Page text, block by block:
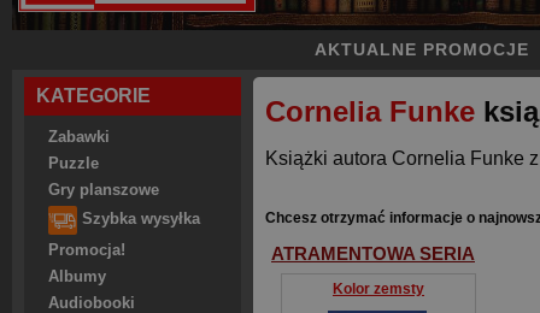
AKTUALNE PROMOCJE
KATEGORIE
Zabawki
Puzzle
Gry planszowe
Szybka wysyłka
Promocja!
Albumy
Audiobooki
Cornelia Funke
Książki autora Cornelia Funke
Chcesz otrzymać informacje o
ATRAMENTOWA SERIA
Kolor zemsty